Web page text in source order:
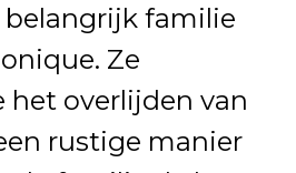
belangrijk familie
Ze
het overlijden van
rustige manier